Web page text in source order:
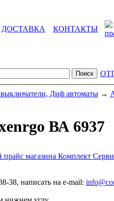
ДОСТАВКА КОНТАКТЫ
Диф автоматы→
ВА 6937
магазина Комплект
38, написать на e-mail: